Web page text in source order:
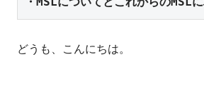
どうも、こんにちは。